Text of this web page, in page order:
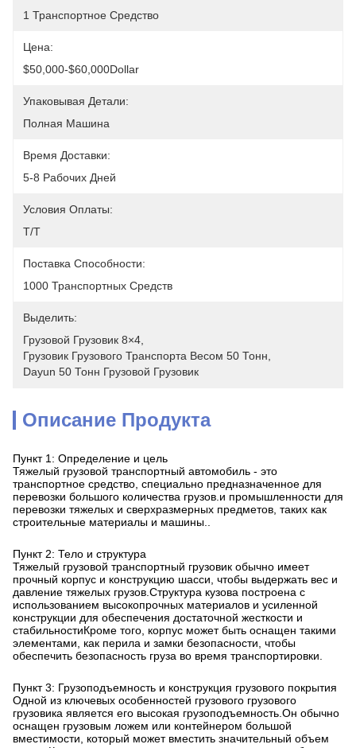
1 Транспортное Средство
Цена:
$50,000-$60,000Dollar
Упаковывая Детали:
Полная Машина
Время Доставки:
5-8 Рабочих Дней
Условия Оплаты:
T/T
Поставка Способности:
1000 Транспортных Средств
Выделить:
Грузовой Грузовик 8×4
Грузовик Грузового Транспорта Весом 50 Тонн
Dayun 50 Тонн Грузовой Грузовик
Описание Продукта
Пункт 1: Определение и цель
Тяжелый грузовой транспортный автомобиль - это
транспортное средство, специально предназначенное для
перевозки большого количества грузов.и промышленности для
перевозки тяжелых и сверхразмерных предметов, таких как
строительные материалы и машины..
Пункт 2: Тело и структура
Тяжелый грузовой транспортный грузовик обычно имеет
прочный корпус и конструкцию шасси, чтобы выдержать вес и
давление тяжелых грузов.Структура кузова построена с
использованием высокопрочных материалов и усиленной
конструкции для обеспечения достаточной жесткости и
стабильностиКроме того, корпус может быть оснащен такими
элементами, как перила и замки безопасности, чтобы
обеспечить безопасность груза во время транспортировки.
Пункт 3: Грузоподъемность и конструкция грузового покрытия
Одной из ключевых особенностей грузового грузового
грузовика является его высокая грузоподъемность.Он обычно
оснащен грузовым ложем или контейнером большой
вместимости, который может вместить значительный объем